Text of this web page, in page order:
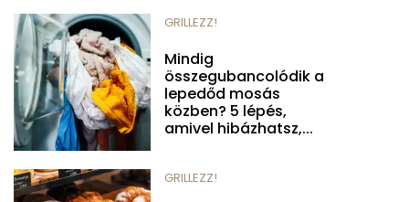
GRILLEZZ!
Mindig
összegubancolódik a
lepedőd mosás
közben? 5 lépés,
amivel hibázhatsz,...
GRILLEZZ!